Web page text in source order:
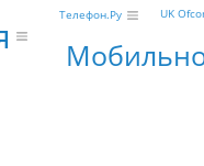
Телефон.Ру UK